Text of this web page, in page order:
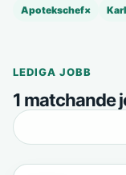
Apotekschef×
LEDIGA JOBB
1 matchande